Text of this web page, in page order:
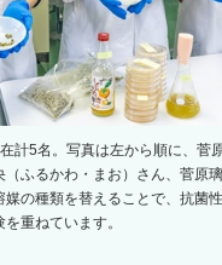
計5名。写真は左から順に、菅
（ふるかわ・まお）さん、菅原
媒の種類を替えることで、抗菌
重ねています。